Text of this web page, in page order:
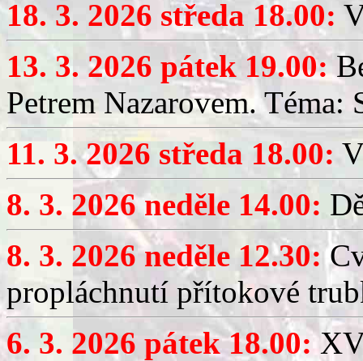
18. 3. 2026 středa 18.00:
13. 3. 2026 pátek 19.00:
Petrem Nazarovem. Téma:
11. 3. 2026 středa 18.00:
8. 3. 2026 neděle 14.00:
8. 3. 2026 neděle 12.30:
propláchnutí přítokové
6. 3. 2026 pátek 18.00: